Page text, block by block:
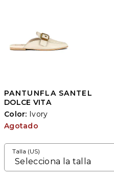
PANTUNFLA SANTEL
DOLCE VITA
Color: Ivory
Agotado
Talla (US)